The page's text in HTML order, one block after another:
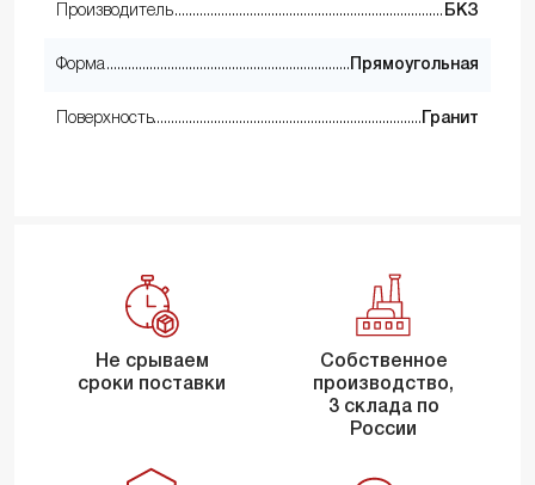
Производитель БКЗ
Форма Прямоугольная
Поверхность Гранит
Не срываем
сроки поставки
Собственное
производство,
3 склада по
России